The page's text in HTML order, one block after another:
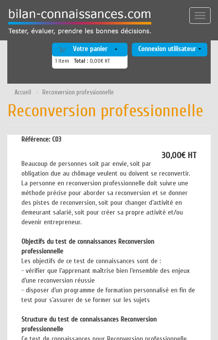
contenu
principal
Toggle
Votre panier
1 Item Total : 0,00€ HT
Connexion utilisateur
Accueil Reconversion professionnelle
Reconversion professionnelle
Référence: C03
30,00€ HT
Beaucoup de personnes soit par envie, soit par
obligation due au chômage veulent ou doivent se reconvertir.
La personne en reconversion professionnelle doit suivre une
méthode précise pour aborder sa reconversion et se donner
des pistes de reconversion, soit pour changer d’activité en
demeurant salarié, soit pour créer sa propre activité et/ou
devenir entrepreneur.
Objectifs du test de connaissances Reconversion
professionnelle
Les objectifs de ce test de connaissances sont de :
- vérifier que l’apprenant maîtrise bien l’ensemble des enjeux
d’une reconversion réussie
- disposer d’un programme de formation personnalisé en fin de
test pour s’assurer de se former sur les sujets
Structure du test de connaissances Reconversion
professionnelle